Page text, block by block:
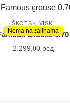
Nema na zalihama
ŠKOTSKI VISKI
Grouse 0.70
2.299,00 рсд